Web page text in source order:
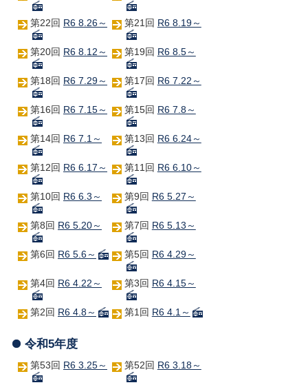
第22回 R6 8.26～ 第21回 R6 8.19～
第20回 R6 8.12～ 第19回 R6 8.5～
第18回 R6 7.29～ 第17回 R6 7.22～
第16回 R6 7.15～ 第15回 R6 7.8～
第14回 R6 7.1～ 第13回 R6 6.24～
第12回 R6 6.17～ 第11回 R6 6.10～
第10回 R6 6.3～ 第9回 R6 5.27～
第8回 R6 5.20～ 第7回 R6 5.13～
第6回 R6 5.6～ 第5回 R6 4.29～
第4回 R6 4.22～ 第3回 R6 4.15～
第2回 R6 4.8～ 第1回 R6 4.1～
令和5年度
第53回 R6 3.25～ 第52回 R6 3.18～